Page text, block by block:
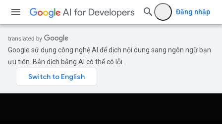
Đăng nhập
Google sử dụng công nghệ AI để dịch nội dung sang ngôn ngữ bạn
ưu tiên. Bản dịch bằng AI có thể có lỗi.